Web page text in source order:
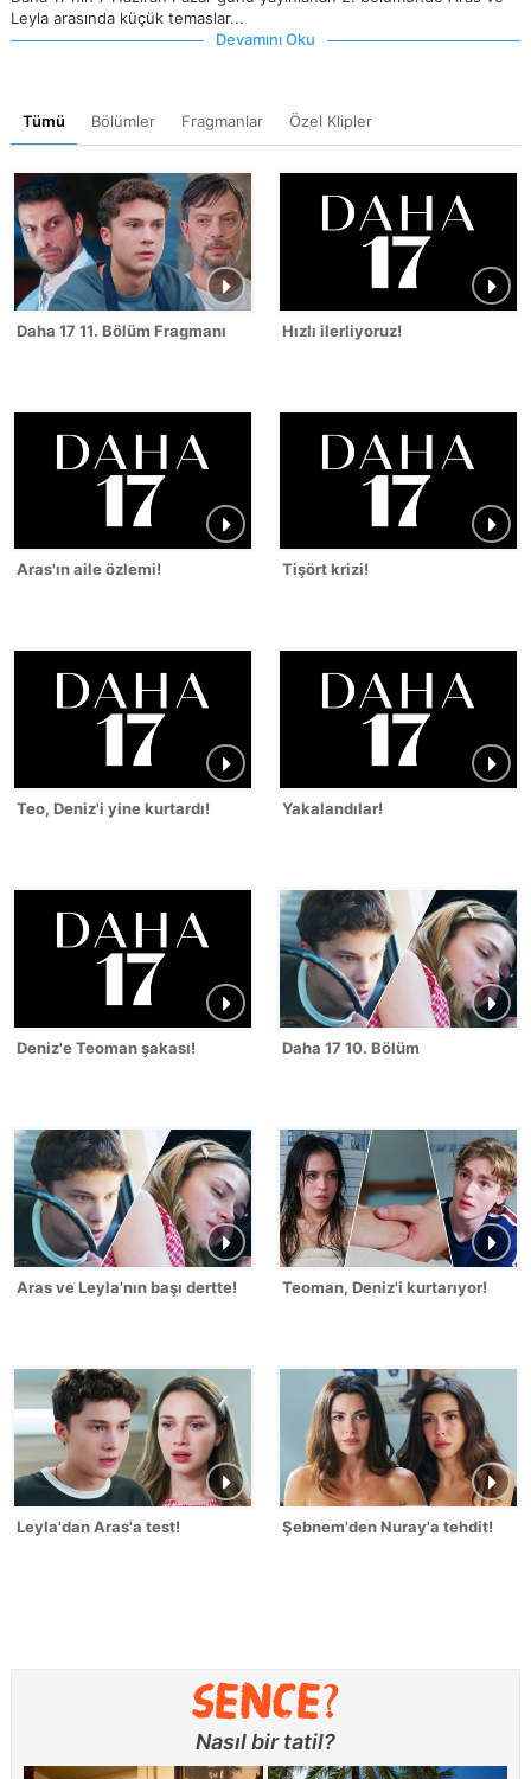
Leyla arasında küçük temaslar...
Devamını Oku
Tümü Bölümler Fragmanlar Özel Klipler
Daha 17 11. Bölüm Fragmanı Hızlı ilerliyoruz!
Aras'ın aile özlemi! Tişört krizi!
Teo, Deniz'i yine kurtardı! Yakalandılar!
Deniz'e Teoman şakası! Daha 17 10. Bölüm
Aras ve Leyla'nın başı dertte! Teoman, Deniz'i kurtarıyor!
Leyla'dan Aras'a test! Şebnem'den Nuray'a tehdit!
Nasıl bir tatil?